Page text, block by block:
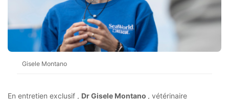
Gisele Montano
En entretien exclusif , Dr Gisele Montano , vétérinaire